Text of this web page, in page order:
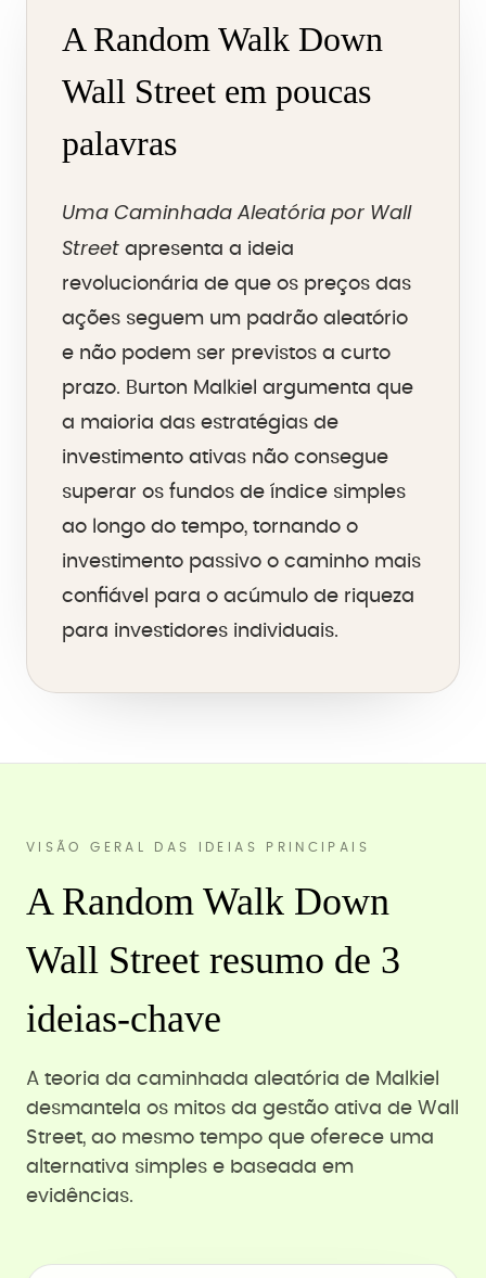
A Random Walk Down
Wall Street em poucas
palavras
Uma Caminhada Aleatória por Wall
Street apresenta a ideia
revolucionária de que os preços das
ações seguem um padrão aleatório
e não podem ser previstos a curto
prazo. Burton Malkiel argumenta que
a maioria das estratégias de
investimento ativas não consegue
superar os fundos de índice simples
ao longo do tempo, tornando o
investimento passivo o caminho mais
confiável para o acúmulo de riqueza
para investidores individuais.
VISÃO GERAL DAS IDEIAS PRINCIPAIS
A Random Walk Down
Wall Street resumo de 3
ideias-chave
A teoria da caminhada aleatória de Malkiel
desmantela os mitos da gestão ativa de Wall
Street, ao mesmo tempo que oferece uma
alternativa simples e baseada em
evidências.